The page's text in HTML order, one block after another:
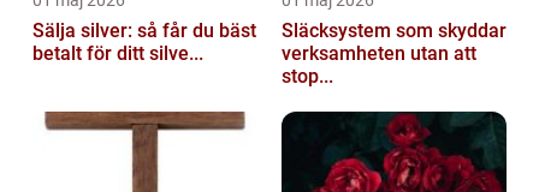
Sälja silver: så får du bäst
betalt för ditt silve...
Släcksystem som skyddar
verksamheten utan att
stop...